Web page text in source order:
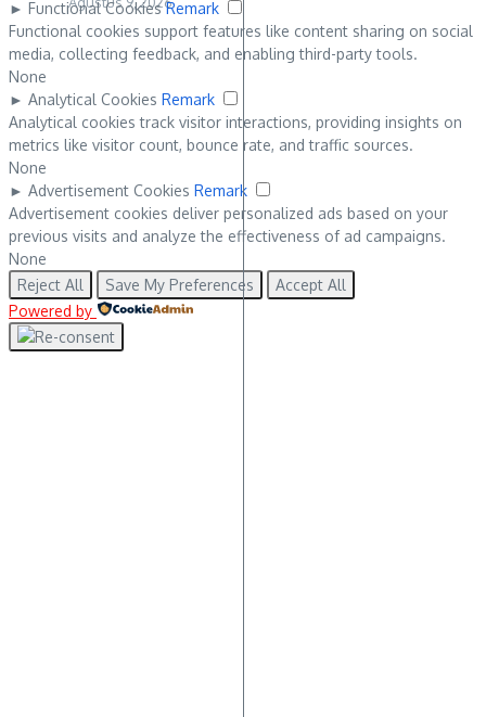
► Functional Cookies Remark
Functional cookies support features like content sharing on social
media, collecting feedback, and enabling third-party tools.
None
► Analytical Cookies Remark
Analytical cookies track visitor interactions, providing insights on
metrics like visitor count, bounce rate, and traffic sources.
None
► Advertisement Cookies Remark
Advertisement cookies deliver personalized ads based on your
previous visits and analyze the effectiveness of ad campaigns.
None
Reject All
Save My Preferences
Accept All
Powered by